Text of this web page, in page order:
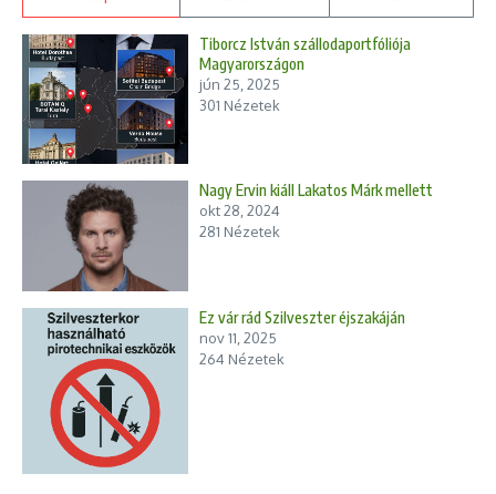
Tiborcz István szállodaportfóliója
Magyarországon
jún 25, 2025
301 Nézetek
Nagy Ervin kiáll Lakatos Márk mellett
okt 28, 2024
281 Nézetek
Ez vár rád Szilveszter éjszakáján
nov 11, 2025
264 Nézetek